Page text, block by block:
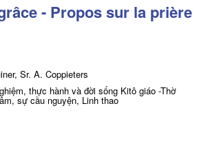
- Propos sur la prière
Sr. A. Coppieters
thực hành và đời sống Kitô giáo -Thờ
sự cầu nguyện, Linh thao